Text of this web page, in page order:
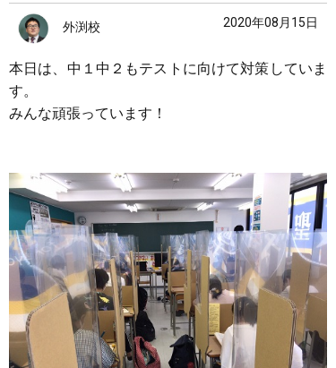
外渕校 2020年08月15日
本日は、中１中２もテストに向けて対策していま
す。
みんな頑張っています！